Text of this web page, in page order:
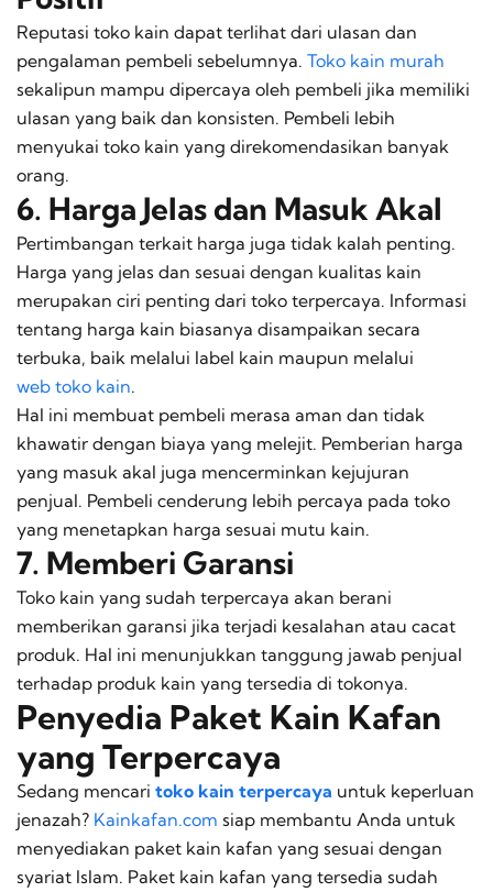
Reputasi toko kain dapat terlihat dari ulasan dan
pengalaman pembeli sebelumnya. Toko kain murah
sekalipun mampu dipercaya oleh pembeli jika memiliki
ulasan yang baik dan konsisten. Pembeli lebih
menyukai toko kain yang direkomendasikan banyak
orang.
6. Harga Jelas dan Masuk Akal
Pertimbangan terkait harga juga tidak kalah penting.
Harga yang jelas dan sesuai dengan kualitas kain
merupakan ciri penting dari toko terpercaya. Informasi
tentang harga kain biasanya disampaikan secara
terbuka, baik melalui label kain maupun melalui
web toko kain.
Hal ini membuat pembeli merasa aman dan tidak
khawatir dengan biaya yang melejit. Pemberian harga
yang masuk akal juga mencerminkan kejujuran
penjual. Pembeli cenderung lebih percaya pada toko
yang menetapkan harga sesuai mutu kain.
7. Memberi Garansi
Toko kain yang sudah terpercaya akan berani
memberikan garansi jika terjadi kesalahan atau cacat
produk. Hal ini menunjukkan tanggung jawab penjual
terhadap produk kain yang tersedia di tokonya.
Penyedia Paket Kain Kafan
yang Terpercaya
Sedang mencari toko kain terpercaya untuk keperluan
jenazah? Kainkafan.com siap membantu Anda untuk
menyediakan paket kain kafan yang sesuai dengan
syariat Islam. Paket kain kafan yang tersedia sudah